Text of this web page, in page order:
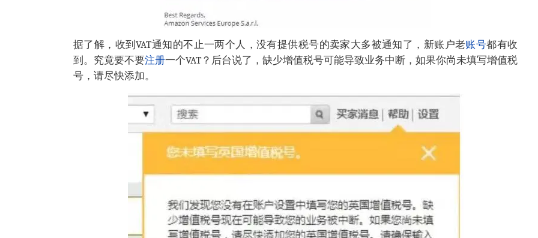
据了解，收到VAT通知的不止一两个人，没有提供税号的卖家大多被通知了，新账户老账号都有收
到。究竟要不要注册一个VAT？后台说了，缺少增值税号可能导致业务中断，如果你尚未填写增值税
号，请尽快添加。